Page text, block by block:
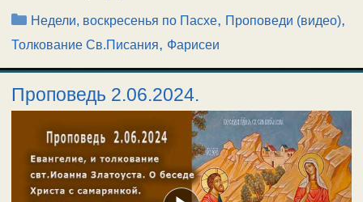
Рубрики
Недели, воскресенья по Пасхе, Проповеди (видео),
Толкование Св.Писания, Фарисеи
Проповедь 2.06.2024.